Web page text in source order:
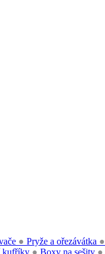
● Pryže a ořezávátka ●
kufříky ● Boxy na sešity ●